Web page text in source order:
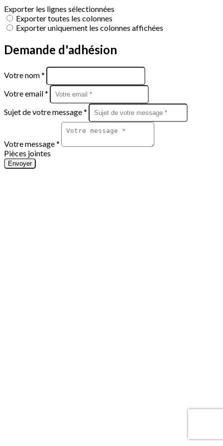
Exporter les lignes sélectionnées
Exporter toutes les colonnes
Exporter uniquement les colonnes affichées
Demande d'adhésion
Votre nom *
Votre email *
Sujet de votre message *
Votre message *
Pièces jointes
Envoyer